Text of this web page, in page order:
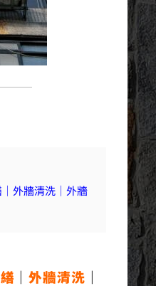
外牆清洗｜外牆
｜外牆清洗